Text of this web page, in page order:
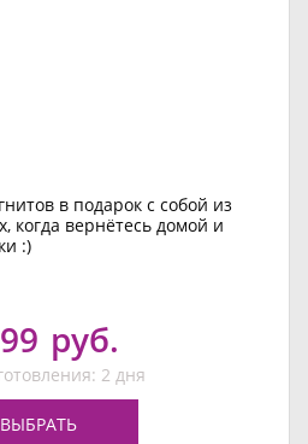
в подарок с собой из
когда вернётесь домой и
:)
руб.
2 дня
ВЫБРАТЬ